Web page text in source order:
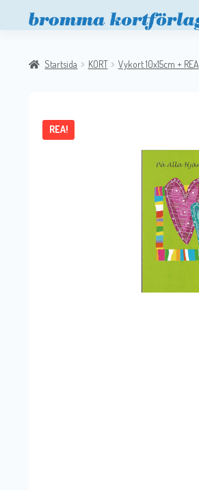
Startsida KORT Vykort 10x15cm + REA
REA!